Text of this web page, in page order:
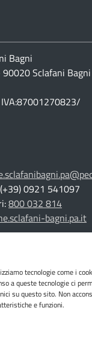
tecnologie come i
a queste tecnologie ci
su questo sito. Non
e funzioni.
Bagni
Sclafani Bagni
IVA:87001270823/
0921 541097
800 032 814
bagni.pa.it